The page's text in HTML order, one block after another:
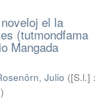
el la
(tutmondfama
Mangada
Julio ([S.l.] :
)